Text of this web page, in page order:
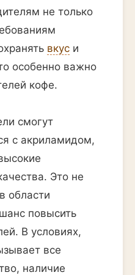
не только
вкус и
особенно важно
кофе.
смогут
с акриламидом,
Это не
области
повысить
В условиях,
все
наличие